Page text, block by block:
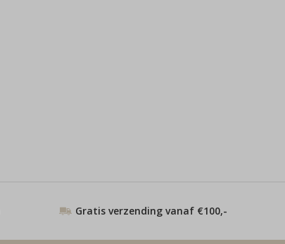
Gratis verzending vanaf €100,-